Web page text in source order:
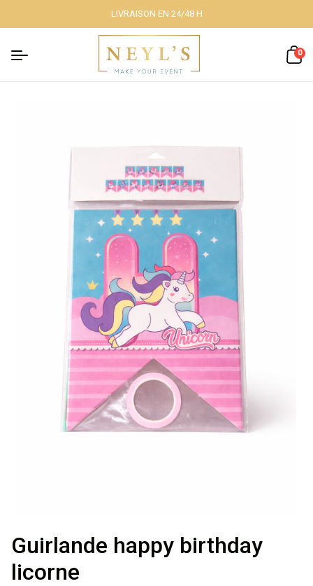
Décoration
lumineuse
Décoration à
thème
Décoration de
salle
Décoration de
table
Emballage
LIVRAISON EN 24/48 H
0
Guirlande happy birthday
licorne